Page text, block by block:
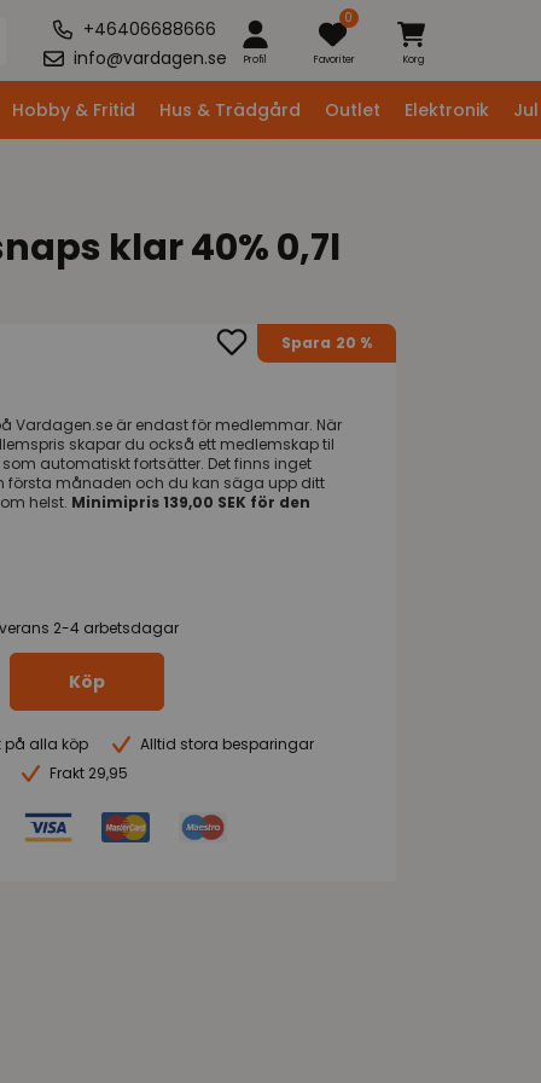
+46406688666
info@vardagen.se
Profil
0
Favoriter Korg
Hobby & Fritid Hus & Trädgård Outlet Elektronik Jul
klar 40% 0,7l
Spara 20 %
Vardagen.se är endast för medlemmar. När
skapar du också ett medlemskap til
som automatiskt fortsätter. Det finns inget
första månaden och du kan säga upp ditt
helst. Minimipris 139,00 SEK för den
2-4 arbetsdagar
Köp
på alla köp
Alltid stora besparingar
Frakt 29,95